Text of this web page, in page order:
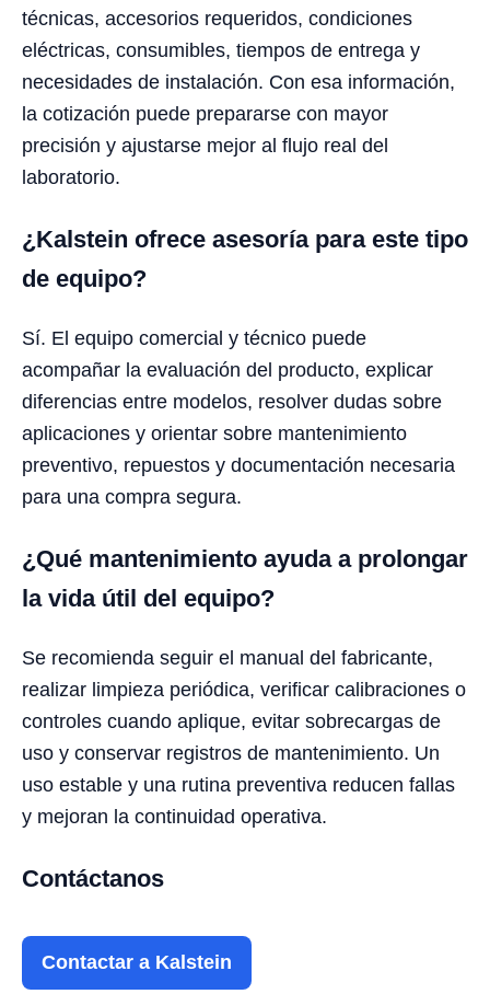
técnicas, accesorios requeridos, condiciones
eléctricas, consumibles, tiempos de entrega y
necesidades de instalación. Con esa información,
la cotización puede prepararse con mayor
precisión y ajustarse mejor al flujo real del
laboratorio.
¿Kalstein ofrece asesoría para este tipo
de equipo?
Sí. El equipo comercial y técnico puede
acompañar la evaluación del producto, explicar
diferencias entre modelos, resolver dudas sobre
aplicaciones y orientar sobre mantenimiento
preventivo, repuestos y documentación necesaria
para una compra segura.
¿Qué mantenimiento ayuda a prolongar
la vida útil del equipo?
Se recomienda seguir el manual del fabricante,
realizar limpieza periódica, verificar calibraciones o
controles cuando aplique, evitar sobrecargas de
uso y conservar registros de mantenimiento. Un
uso estable y una rutina preventiva reducen fallas
y mejoran la continuidad operativa.
Contáctanos
Contactar a Kalstein